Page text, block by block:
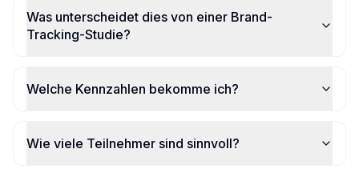
Was unterscheidet dies von einer Brand-
Tracking-Studie?
Welche Kennzahlen bekomme ich?
Wie viele Teilnehmer sind sinnvoll?